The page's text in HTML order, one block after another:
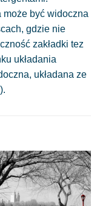
może być widoczna
gdzie nie
zakładki tez
układania
układana ze